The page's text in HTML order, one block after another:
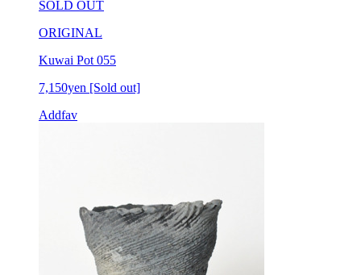
SOLD OUT
ORIGINAL
Kuwai Pot 055
7,150yen [Sold out]
Addfav